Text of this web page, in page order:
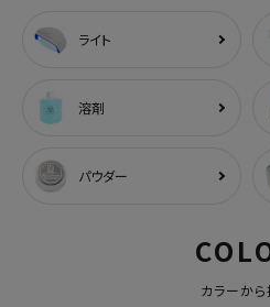
ライト
溶剤
パウダー
カラーか